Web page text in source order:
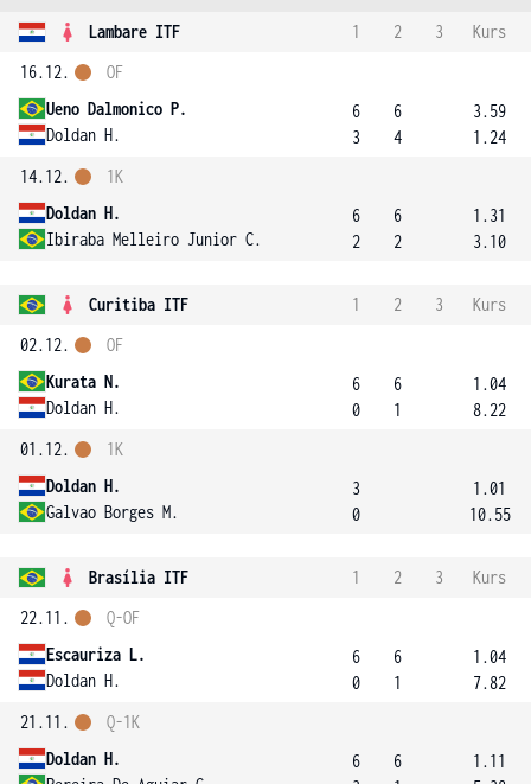
Lambare ITF 1 2 3
Kurs
16.12.
Ueno Dalmonico P.
Doldan H.
OF
6
3
6
4
3.59
1.24
14.12.
Doldan H.
Ibiraba Melleiro Junior C.
1K
6
2
6
2
1.31
3.10
Curitiba ITF 1 2 3
Kurs
02.12.
Kurata N.
Doldan H.
OF
6
0
6
1
1.04
8.22
01.12.
Doldan H.
Galvao Borges M.
1K
3
0
1.01
10.55
Brasília ITF 1 2 3
Kurs
22.11.
Escauriza L.
Doldan H.
Q-OF
6
0
6
1
1.04
7.82
21.11.
Doldan H.
Q-1K
6
6
1.11